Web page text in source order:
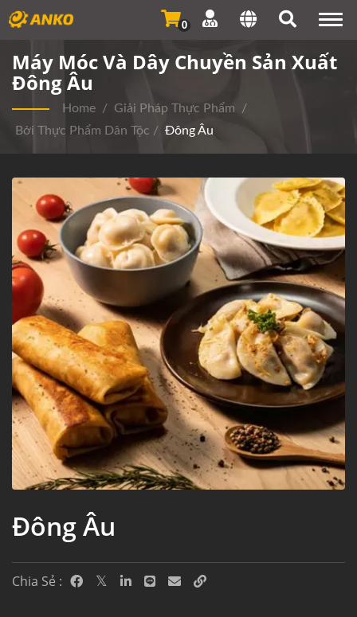
0
Máy Móc Và Dây Chuyền Sản Xuất
Đông Âu
Home / Giải Pháp Thực Phẩm
/
Bởi Thực Phẩm Dân Tộc / Đông Âu
Đông Âu
Chia Sẻ :